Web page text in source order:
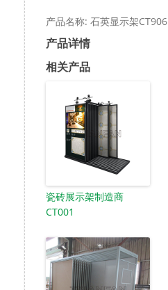
产品名称: 石英显示架CT906
产品详情
相关产品
瓷砖展示架制造商
CT001